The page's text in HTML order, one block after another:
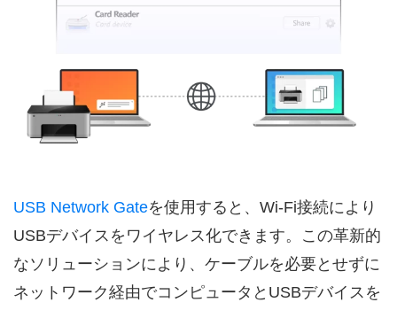
USB Network Gateを使用すると、Wi-Fi接続により
USBデバイスをワイヤレス化できます。この革新的
なソリューションにより、ケーブルを必要とせずに
ネットワーク経由でコンピュータとUSBデバイスを